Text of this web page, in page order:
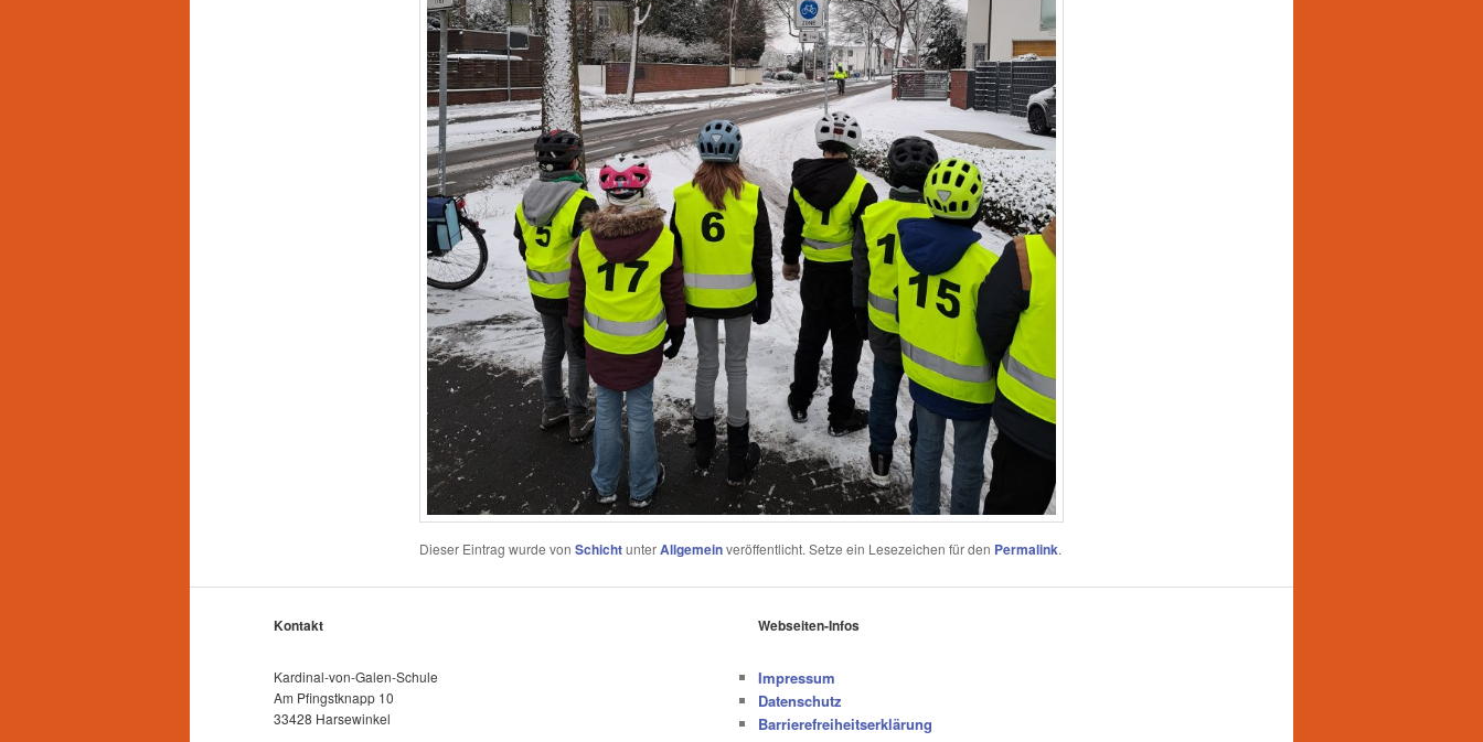
Dieser Eintrag wurde von SchichtunterAllgemeinveröffentlicht. Setze ein Lesezeichen für den Permalink.
Kontakt
Kardinal-von-Galen-Schule
Am Pfingstknapp 10
33428 Harsewinkel
Webseiten-Infos
Impressum
Datenschutz
Barrierefreiheitserklärung